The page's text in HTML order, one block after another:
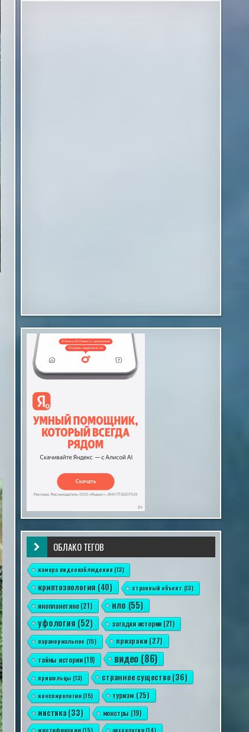
ОБЛАКО ТЕГОВ
камера видеонаблюдения(13)
криптозоология (40) странный объект(13)
инопланетяне(21) нло(55)
уфология(52) загадки истории(21)
паранормальное (15) призраки(27)
тайны истории(19) видео(86)
пришельцы(13) странное существо(36)
конспирология(15) туризм(25)
мистика(33) монстры (19)
мистификации(15) археология(14)